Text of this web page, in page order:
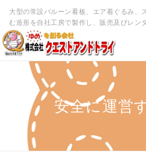
大型の常設バルーン看板、エア着ぐるみ、
む造形を自社工房で製作し、販売及びレン
安全に運営